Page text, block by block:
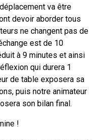
va être
devoir aborder tous
ne changent pas de
est de 10
à 9 minutes et ainsi
qui durera 1
de table exposera sa
puis notre animateur
son bilan final.
!